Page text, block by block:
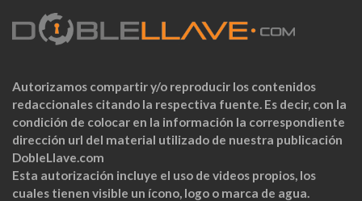
Autorizamos compartir y/o reproducir los contenidos
redaccionales citando la respectiva fuente. Es decir, con la
condición de colocar en la información la correspondiente
dirección url del material utilizado de nuestra publicación
DobleLlave.com
Esta autorización incluye el uso de videos propios, los
cuales tienen visible un ícono, logo o marca de agua.